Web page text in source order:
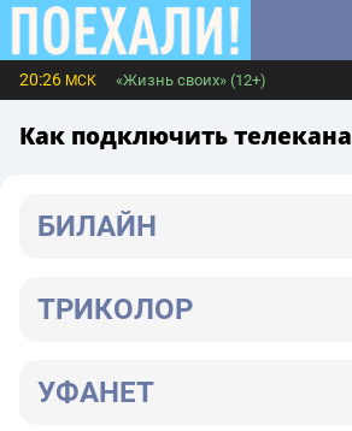
20:26 МСК «Жизнь своих» (12+)
Как подключить
БИЛАЙН
ТРИКОЛОР
УФАНЕТ